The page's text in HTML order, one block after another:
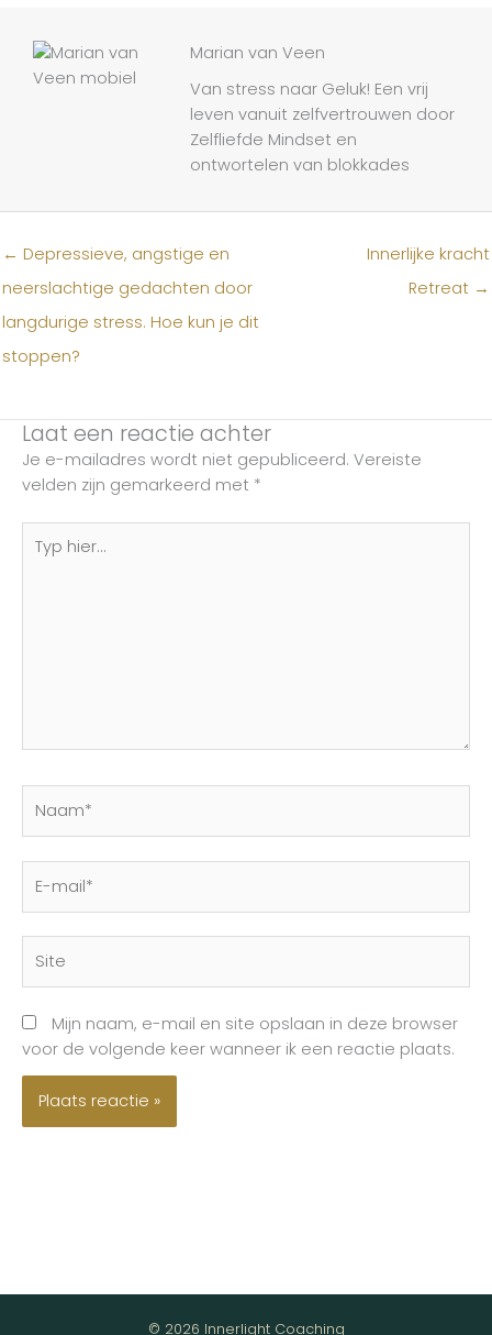
Marian van Veen
Van stress naar Geluk! Een vrij
leven vanuit zelfvertrouwen door
Zelfliefde Mindset en
ontwortelen van blokkades
← Depressieve, angstige en
neerslachtige gedachten door
langdurige stress. Hoe kun je dit
stoppen?
Innerlijke kracht
Retreat →
Laat een reactie achter
Je e-mailadres wordt niet gepubliceerd. Vereiste
velden zijn gemarkeerd met *
hier...
mail*
Mijn naam, e-mail en site opslaan in deze browser
voor de volgende keer wanneer ik een reactie plaats.
© 2026 Innerlight Coaching